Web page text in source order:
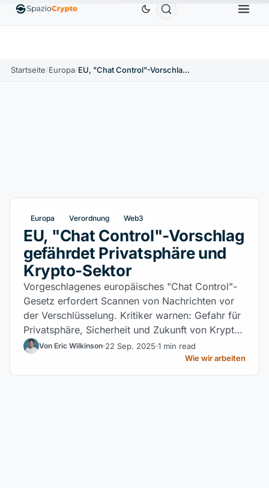
EthereumETH1.880,58 $ Tether USDT BNB
Startseite/Europa/ EU, "Chat Control"-Vorschlag gefährdet Privatsphäre und Krypto-Sektor
Europa Verordnung Web3
EU, "Chat Control"-Vorschlag
gefährdet Privatsphäre und
Krypto-Sektor
Vorgeschlagenes europäisches "Chat Control"-
Gesetz erfordert Scannen von Nachrichten vor
der Verschlüsselung. Kritiker warnen: Gefahr für
Privatsphäre, Sicherheit und Zukunft von Krypto-
und Web3-Plattformen in Europa.
Von Eric Wilkinson 22 Sep. 2025 1 min read
Wie wir arbeiten